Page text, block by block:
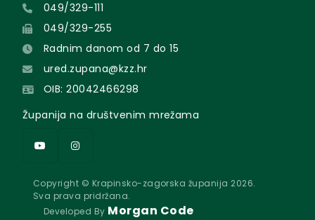
049/329-111
049/329-255
Radnim danom od 7 do 15
ured.zupana@kzz.hr
OIB: 20042466298
Županija na društvenim mrežama
Copyright © Krapinsko-zagorska županija 2026.
Sva prava pridržana.
Developed By Morgan Code